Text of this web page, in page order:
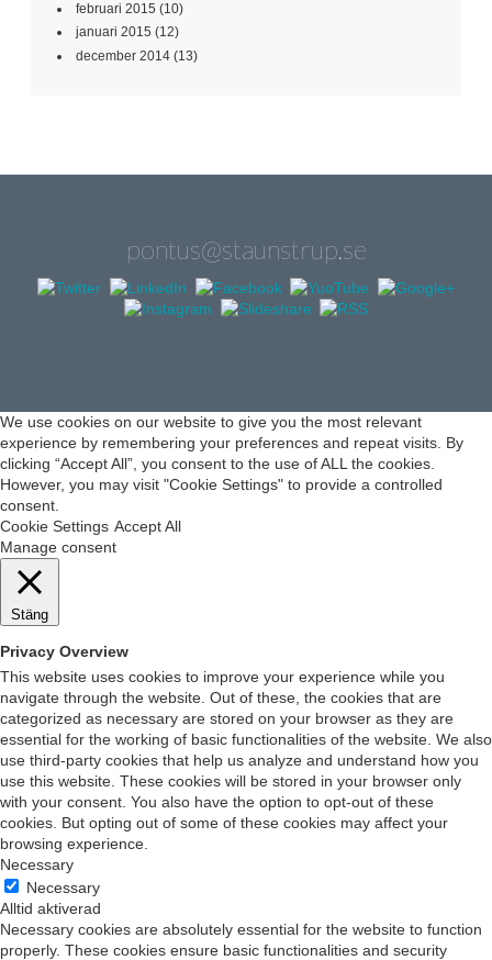
februari 2015 (10)
januari 2015 (12)
december 2014 (13)
pontus@staunstrup.se
We use cookies on our website to give you the most relevant
experience by remembering your preferences and repeat visits. By
clicking “Accept All”, you consent to the use of ALL the cookies.
However, you may visit "Cookie Settings" to provide a controlled
consent.
Cookie Settings Accept All
Manage consent
Stäng
Privacy Overview
This website uses cookies to improve your experience while you
navigate through the website. Out of these, the cookies that are
categorized as necessary are stored on your browser as they are
essential for the working of basic functionalities of the website. We also
use third-party cookies that help us analyze and understand how you
use this website. These cookies will be stored in your browser only
with your consent. You also have the option to opt-out of these
cookies. But opting out of some of these cookies may affect your
browsing experience.
Necessary
Necessary
Alltid aktiverad
Necessary cookies are absolutely essential for the website to function
properly. These cookies ensure basic functionalities and security